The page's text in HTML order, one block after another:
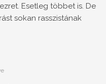
Esetleg többet is. De
sokan rasszistának